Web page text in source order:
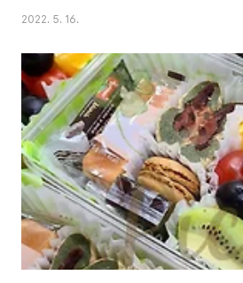
2022. 5. 16.